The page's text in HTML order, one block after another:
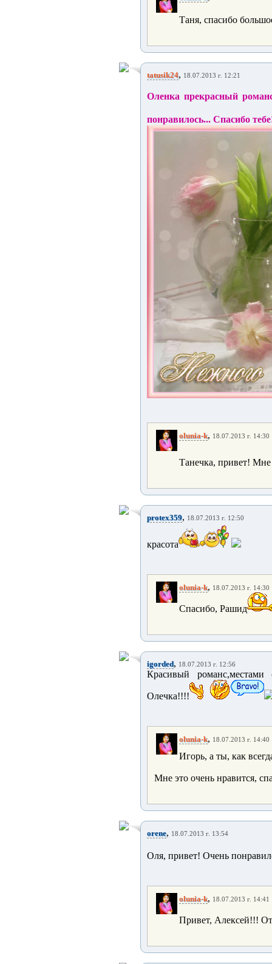
Таня, спасибо
tatusik24, 18.07.2013 г. 12:21
Оленка прекрасный
понравилось... Спасибо
olunia-k, 18.07.2013 г. 14:30
Танечка, привет!
protex359, 18.07.2013 г. 12:50
красота
olunia-k, 18.07.2013 г. 14:30
Спасибо, Рашид
igorded, 18.07.2013 г. 12:56
Красивый
Олечка!!!!
olunia-k, 18.07.2013 г. 14:40
Игорь, а ты, как
Мне это очень нравится,
orene, 18.07.2013 г. 13:54
Оля, привет! Очень
olunia-k, 18.07.2013 г. 14:41
Привет, Алексей!!!